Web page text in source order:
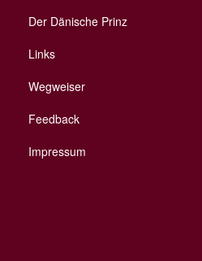
Der Dänische Prinz
Links
Wegweiser
Feedback
Impressum